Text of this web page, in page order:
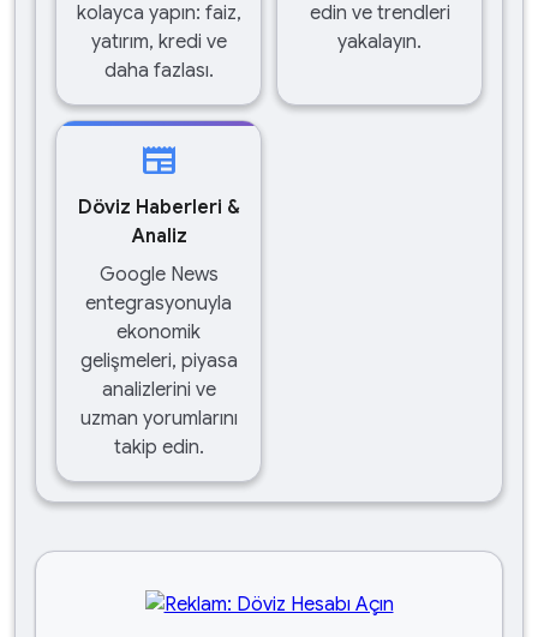
kolayca yapın: faiz,
yatırım, kredi ve
daha fazlası.
edin ve trendleri
yakalayın.
newspaper
Döviz Haberleri &
Analiz
Google News
entegrasyonuyla
ekonomik
gelişmeleri, piyasa
analizlerini ve
uzman yorumlarını
takip edin.